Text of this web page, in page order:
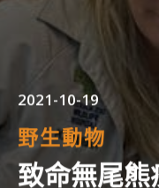
2021-10-19
野生動物
致命無尾熊